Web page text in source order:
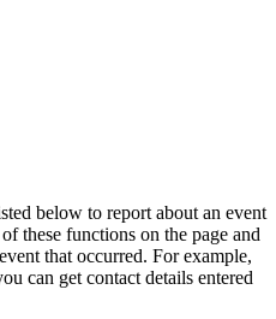
below to report about an event
these functions on the page and
that occurred. For example,
can get contact details entered